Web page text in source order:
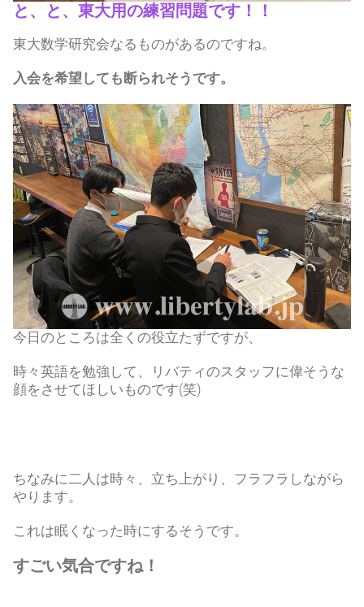
と、と、東大用の練習問題です！！
東大数学研究会なるものがあるのですね。
入会を希望しても断られそうです。
今日のところは全くの役立たずですが、
時々英語を勉強して、リバティのスタッフに偉そうな
顔をさせてほしいものです(笑)
ちなみに二人は時々、立ち上がり、フラフラしながら
やります。
これは眠くなった時にするそうです。
すごい気合ですね！